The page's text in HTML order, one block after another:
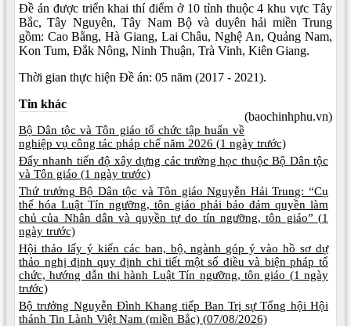
Đề án được triển khai thí điểm ở 10 tỉnh thuộc 4 khu vực Tây
Bắc, Tây Nguyên, Tây Nam Bộ và duyên hải miền Trung
gồm: Cao Bằng, Hà Giang, Lai Châu, Nghệ An, Quảng Nam,
Kon Tum, Đắk Nông, Ninh Thuận, Trà Vinh, Kiên Giang.
Thời gian thực hiện Đề án: 05 năm (2017 - 2021).
(baochinhphu.vn)
Tin khác
Bộ Dân tộc và Tôn giáo tổ chức tập huấn về
nghiệp vụ công tác pháp chế năm 2026 (1 ngày trước)
Đẩy nhanh tiến độ xây dựng các trường học thuộc Bộ Dân tộc
và Tôn giáo (1 ngày trước)
Thứ trưởng Bộ Dân tộc và Tôn giáo Nguyễn Hải Trung: “Cụ
thể hóa Luật Tín ngưỡng, tôn giáo phải bảo đảm quyền làm
chủ của Nhân dân và quyền tự do tín ngưỡng, tôn giáo” (1
ngày trước)
Hội thảo lấy ý kiến các ban, bộ, ngành góp ý vào hồ sơ dự
thảo nghị định quy định chi tiết một số điều và biện pháp tổ
chức, hướng dẫn thi hành Luật Tín ngưỡng, tôn giáo (1 ngày
trước)
Bộ trưởng Nguyễn Đình Khang tiếp Ban Trị sự Tổng hội Hội
thánh Tin Lành Việt Nam (miền Bắc) (07/08/2026)